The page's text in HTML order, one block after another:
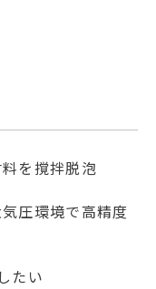
を撹拌脱泡
圧環境で高精度
たい